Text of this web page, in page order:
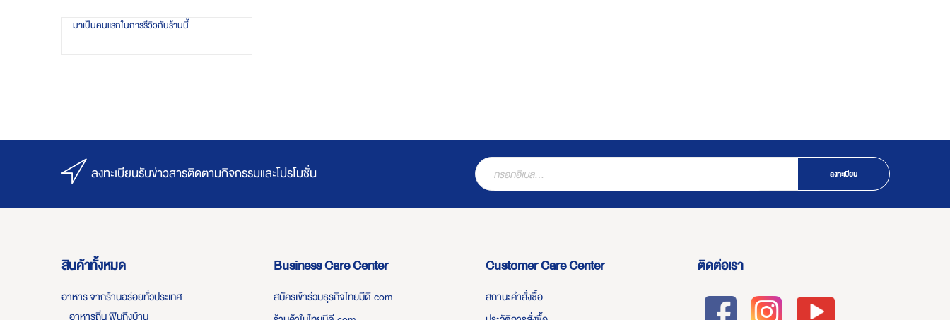
มาเป็นคนแรกในการรีวิวกับร้านนี้
ลงทะเบียนรับข่าวสารติดตามกิจกรรมและโปรโมชั่น ลงทะเบียน
สินค้าทั้งหมด
อาหาร จากร้านอร่อยทั่วประเทศ
อาหารถิ่น ฟินถึงบ้าน
Business Care Center
สมัครเข้าร่วมธุรกิจไทยมีดี.com
Customer Care Center
สถานะคำสั่งซื้อ
ติดต่อเรา